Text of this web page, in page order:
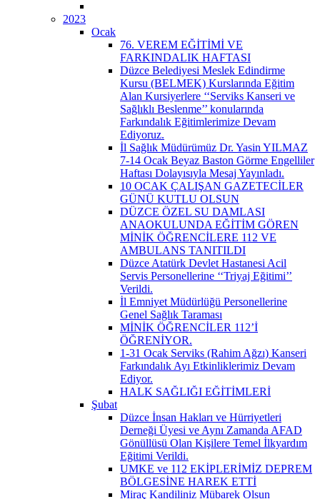
2023
Ocak
76. VEREM EĞİTİMİ VE
FARKINDALIK HAFTASI
Düzce Belediyesi Meslek Edindirme
Kursu (BELMEK) Kurslarında Eğitim
Alan Kursiyerlere ‘‘Serviks Kanseri ve
Sağlıklı Beslenme’’ konularında
Farkındalık Eğitimlerimize Devam
Ediyoruz.
İl Sağlık Müdürümüz Dr. Yasin YILMAZ
7-14 Ocak Beyaz Baston Görme Engelliler
Haftası Dolayısıyla Mesaj Yayınladı.
10 OCAK ÇALIŞAN GAZETECİLER
GÜNÜ KUTLU OLSUN
DÜZCE ÖZEL SU DAMLASI
ANAOKULUNDA EĞİTİM GÖREN
MİNİK ÖĞRENCİLERE 112 VE
AMBULANS TANITILDI
Düzce Atatürk Devlet Hastanesi Acil
Servis Personellerine ‘‘Triyaj Eğitimi’’
Verildi.
İl Emniyet Müdürlüğü Personellerine
Genel Sağlık Taraması
MİNİK ÖĞRENCİLER 112’İ
ÖĞRENİYOR.
1-31 Ocak Serviks (Rahim Ağzı) Kanseri
Farkındalık Ayı Etkinliklerimiz Devam
Ediyor.
HALK SAĞLIĞI EĞİTİMLERİ
Şubat
Düzce İnsan Hakları ve Hürriyetleri
Derneği Üyesi ve Aynı Zamanda AFAD
Gönüllüsü Olan Kişilere Temel İlkyardım
Eğitimi Verildi.
UMKE ve 112 EKİPLERİMİZ DEPREM
BÖLGESİNE HAREK ETTİ
Miraç Kandiliniz Mübarek Olsun